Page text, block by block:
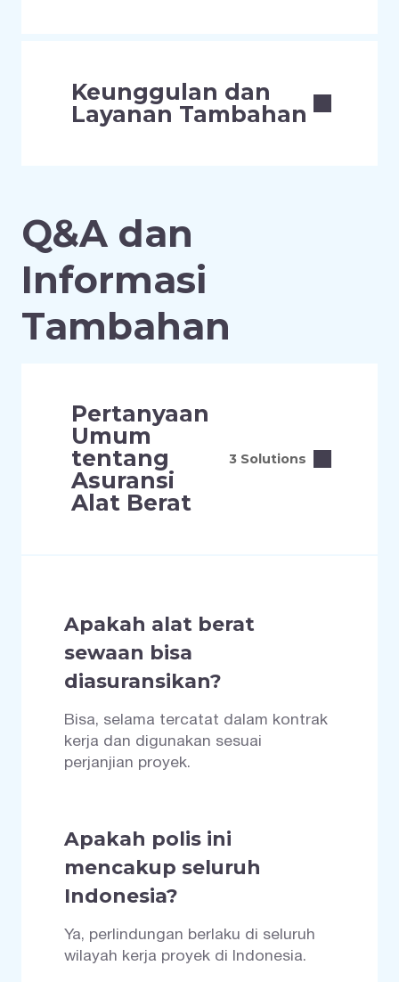
Keunggulan dan
Layanan Tambahan
Q&A dan
Informasi
Tambahan
Pertanyaan
Umum
tentang
Asuransi
Alat Berat
3 Solutions
Apakah alat berat
sewaan bisa
diasuransikan?
Bisa, selama tercatat dalam kontrak
kerja dan digunakan sesuai
perjanjian proyek.
Apakah polis ini
mencakup seluruh
Indonesia?
Ya, perlindungan berlaku di seluruh
wilayah kerja proyek di Indonesia.